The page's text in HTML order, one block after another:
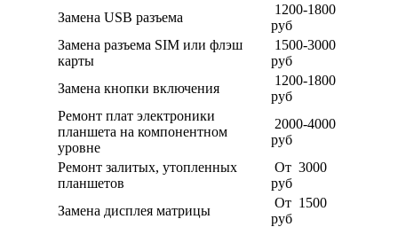
Замена USB разъема
1200-1800
руб
Замена разъема SIM или флэш
карты
1500-3000
руб
Замена кнопки включения
1200-1800
руб
Ремонт плат электроники
планшета на компонентном
уровне
2000-4000
руб
Ремонт залитых, утопленных
планшетов
От 3000
руб
Замена дисплея матрицы
От 1500
руб